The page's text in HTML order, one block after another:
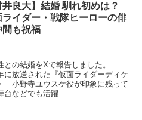
井良大】結婚 馴れ初めは？
ライダー・戦隊ヒーローの俳
間も祝福
との結婚をXで報告しました。
放送された『仮面ライダーディケ
小野寺ユウスケ役が印象に残って
などでも活躍...